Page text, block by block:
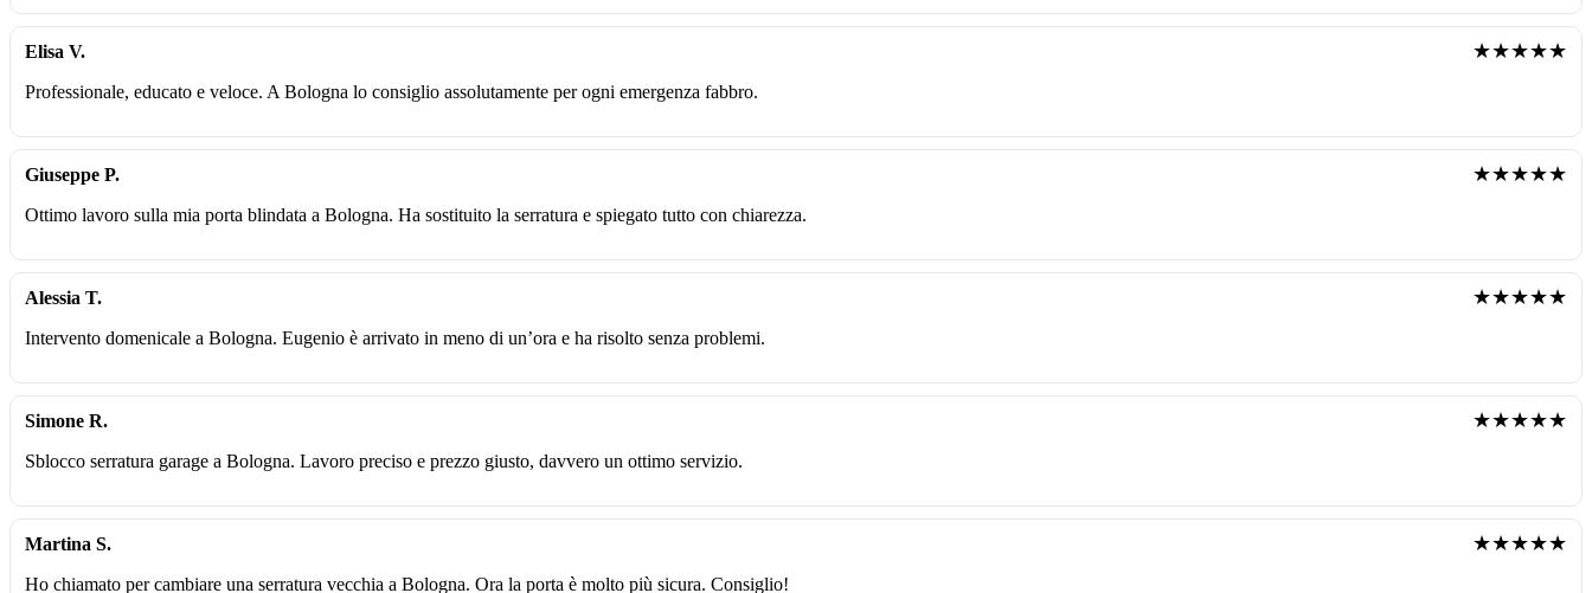
Elisa V. ★★★★★
Professionale, educato e veloce. A Bologna lo consiglio assolutamente per ogni emergenza fabbro.
Giuseppe P. ★★★★★
Ottimo lavoro sulla mia porta blindata a Bologna. Ha sostituito la serratura e spiegato tutto con chiarezza.
Alessia T. ★★★★★
Intervento domenicale a Bologna. Eugenio è arrivato in meno di un’ora e ha risolto senza problemi.
Simone R. ★★★★★
Sblocco serratura garage a Bologna. Lavoro preciso e prezzo giusto, davvero un ottimo servizio.
Martina S. ★★★★★
Ho chiamato per cambiare una serratura vecchia a Bologna. Ora la porta è molto più sicura. Consiglio!